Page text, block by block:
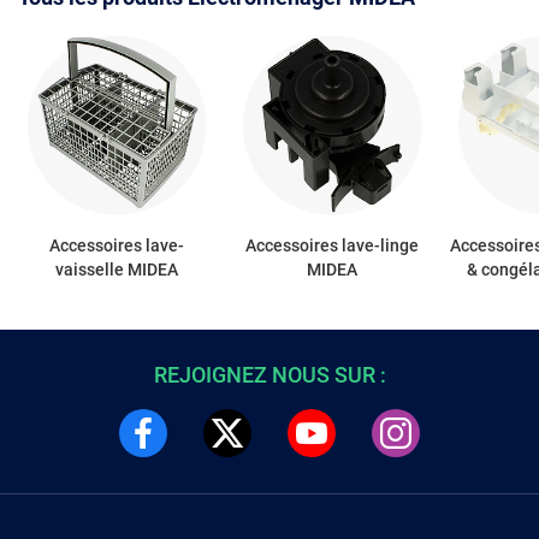
Accessoires lave-
vaisselle MIDEA
Accessoires lave-linge
MIDEA
&
REJOIGNEZ NOUS SUR :